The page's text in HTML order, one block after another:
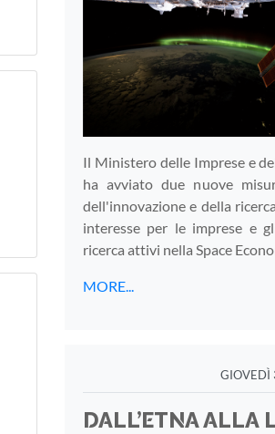
Il Ministero delle Imprese e
ha avviato due nuove
dell'innovazione e della
interesse per le imprese e
ricerca attivi nella Space
MORE...
GIOVEDÌ
DALL’ETNA ALLA